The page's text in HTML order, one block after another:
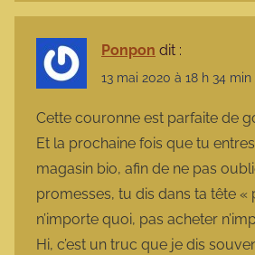
Ponpon dit :
13 mai 2020 à 18 h 34 min
Cette couronne est parfaite de
Et la prochaine fois que tu
magasin bio, afin de ne pas
promesses, tu dis dans ta tête «
n’importe quoi, pas acheter
Hi, c’est un truc que je dis